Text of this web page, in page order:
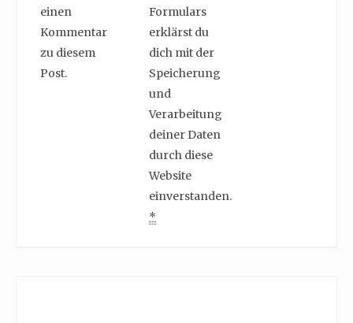
einen
Kommentar
zu diesem
Post.
Formulars
erklärst du
dich mit der
Speicherung
und
Verarbeitung
deiner Daten
durch diese
Website
einverstanden.
*